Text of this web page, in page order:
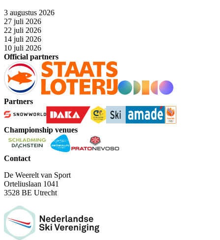
3 augustus 2026
27 juli 2026
22 juli 2026
14 juli 2026
10 juli 2026
Official partners
Partners
Championship venues
Contact
De Weerelt van Sport
Orteliuslaan 1041
3528 BE Utrecht